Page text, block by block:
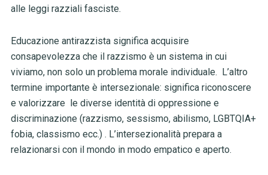
alle leggi razziali fasciste.
Educazione antirazzista significa acquisire
consapevolezza che il razzismo è un sistema in cui
viviamo, non solo un problema morale individuale. L’altro
termine importante è intersezionale: significa riconoscere
e valorizzare le diverse identità di oppressione e
discriminazione (razzismo, sessismo, abilismo, LGBTQIA+
fobia, classismo ecc.) . L’intersezionalità prepara a
relazionarsi con il mondo in modo empatico e aperto.